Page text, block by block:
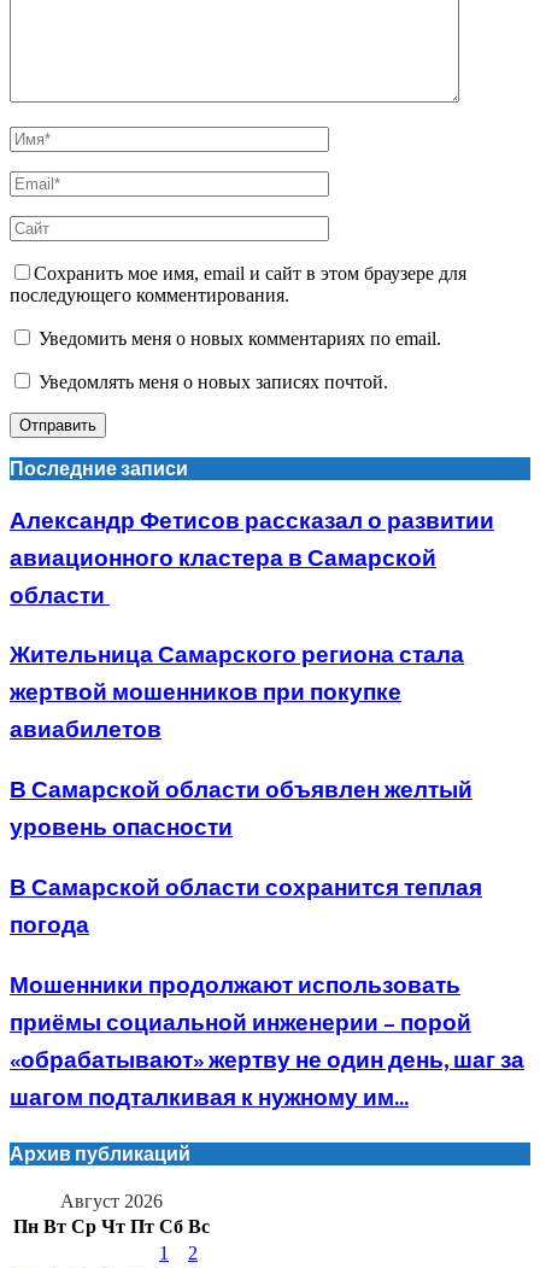
Сохранить мое имя, email и сайт в этом браузере для
последующего комментирования.
Уведомить меня о новых комментариях по email.
Уведомлять меня о новых записях почтой.
Последние записи
Александр Фетисов рассказал о развитии
авиационного кластера в Самарской
области
Жительница Самарского региона стала
жертвой мошенников при покупке
авиабилетов
В Самарской области объявлен желтый
уровень опасности
В Самарской области сохранится теплая
погода
Мошенники продолжают использовать
приёмы социальной инженерии – порой
«обрабатывают» жертву не один день, шаг за
шагом подталкивая к нужному им...
Архив публикаций
Август 2026
Пн Вт Ср Чт Пт Сб Вс
1
2